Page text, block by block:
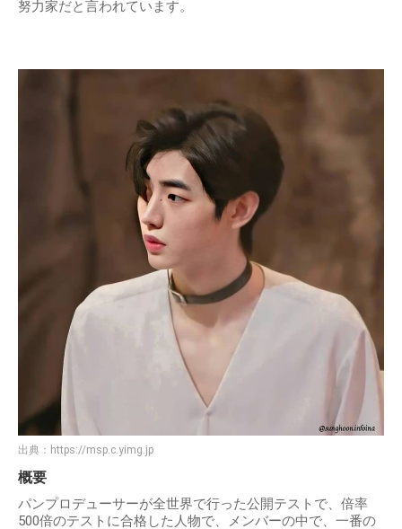
努力家だと言われています。
出典： https://msp.c.yimg.jp
概要
パンプロデューサーが全世界で行った公開テストで、倍率
500倍のテストに合格した人物で、メンバーの中で、一番の